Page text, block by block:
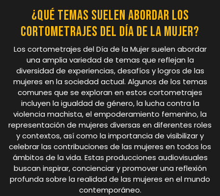
¿Qué temas suelen abordar los
cortometrajes del Día de la Mujer?
Los cortometrajes del Día de la Mujer suelen abordar
una amplia variedad de temas que reflejan la
diversidad de experiencias, desafíos y logros de las
mujeres en la sociedad actual. Algunos de los temas
comunes que se exploran en estos cortometrajes
incluyen la igualdad de género, la lucha contra la
violencia machista, el empoderamiento femenino, la
representación de mujeres diversas en diferentes roles
y contextos, así como la importancia de visibilizar y
celebrar las contribuciones de las mujeres en todos los
ámbitos de la vida. Estas producciones audiovisuales
buscan inspirar, concienciar y promover una reflexión
profunda sobre la realidad de las mujeres en el mundo
contemporáneo.